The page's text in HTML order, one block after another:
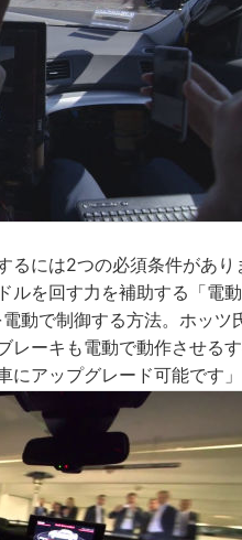
には2つの必須条件があり
ルを回す力を補助する「電
動で制御する方法。ホッツ
レーキも電動で動作させる
アップグレード可能です」